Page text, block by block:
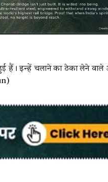
हुई हैं। इन्‍हें चलाने का ठेका लेने वाले